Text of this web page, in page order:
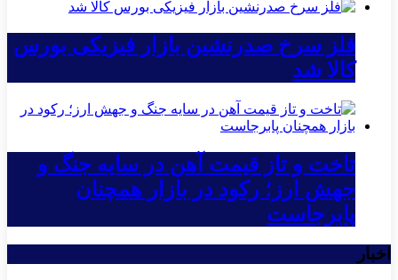
فلز سرخ صدرنشین بازار فیزیکی بورس
کالا شد
تاخت و تاز قیمت آهن در سایه جنگ و
جهش ارز؛ رکود در بازار همچنان
پابرجاست
اخبار